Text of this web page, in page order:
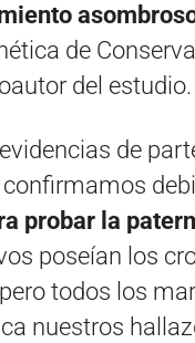
de
del estudio.
de
confirmamos
probar la
poseían los
todos los
nuestros